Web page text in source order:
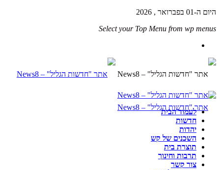
היום ה-01 בפברואר , 2026
Select your Top Menu from wp menus
לעמוד הבית
חדשות
יהדות
השכנים של קש
תוצרת בית
תרבות וחינוך
צור קשר